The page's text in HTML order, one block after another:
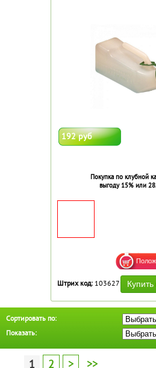
192 руб
Покупка по клубной
выгоду 15% или
Штрих код: 103627
Сортировать по:
Показать:
1 2 > >>